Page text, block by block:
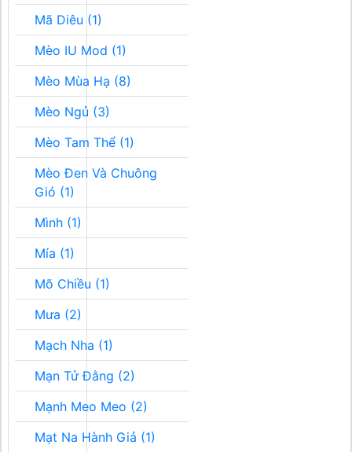
Mã Diêu (1)
Mèo IU Mod (1)
Mèo Mùa Hạ (8)
Mèo Ngủ (3)
Mèo Tam Thể (1)
Mèo Đen Và Chuông
Gió (1)
Mình (1)
Mía (1)
Mõ Chiều (1)
Mưa (2)
Mạch Nha (1)
Mạn Tử Đằng (2)
Mạnh Meo Meo (2)
Mạt Na Hành Giả (1)